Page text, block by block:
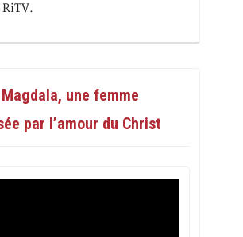
une femme
par l’amour du Christ